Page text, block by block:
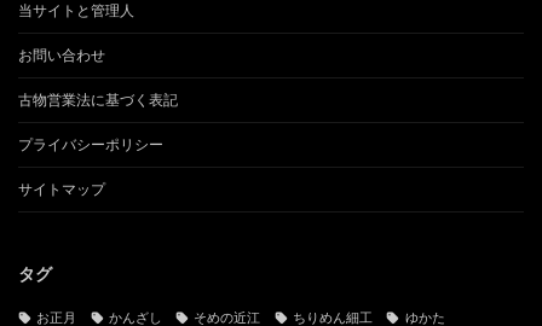
当サイトと管理人
お問い合わせ
古物営業法に基づく表記
プライバシーポリシー
サイトマップ
タグ
お正月 かんざし そめの近江 ちりめん細工 ゆかた